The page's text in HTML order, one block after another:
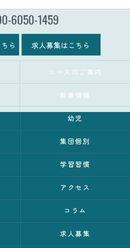
6050-1459
ら 求人募集はこちら
コースのご案内
新着情報
幼児
集団個別
学習習慣
アクセス
コラム
求人募集